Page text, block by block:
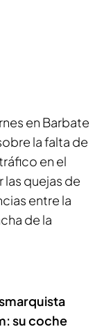
en Barbate
la falta de
en el
quejas de
entre la
de la
su coche